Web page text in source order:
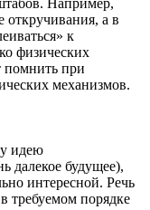
откручивания, а в
к
физических
помнить при
механизмов.
идею
далекое будущее),
интересной. Речь
требуемом порядке